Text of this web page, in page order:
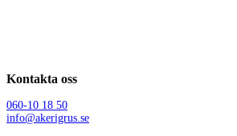
Kontakta oss
060-10 18 50
info@akerigrus.se